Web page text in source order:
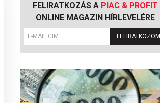
FELIRATKOZÁS A PIAC & PROFIT
ONLINE MAGAZIN HÍRLEVELÉRE
FELIRATKOZOM